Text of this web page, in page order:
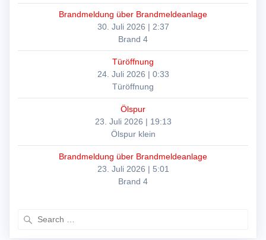
Brandmeldung über Brandmeldeanlage
30. Juli 2026 | 2:37
Brand 4
Türöffnung
24. Juli 2026 | 0:33
Türöffnung
Ölspur
23. Juli 2026 | 19:13
Ölspur klein
Brandmeldung über Brandmeldeanlage
23. Juli 2026 | 5:01
Brand 4